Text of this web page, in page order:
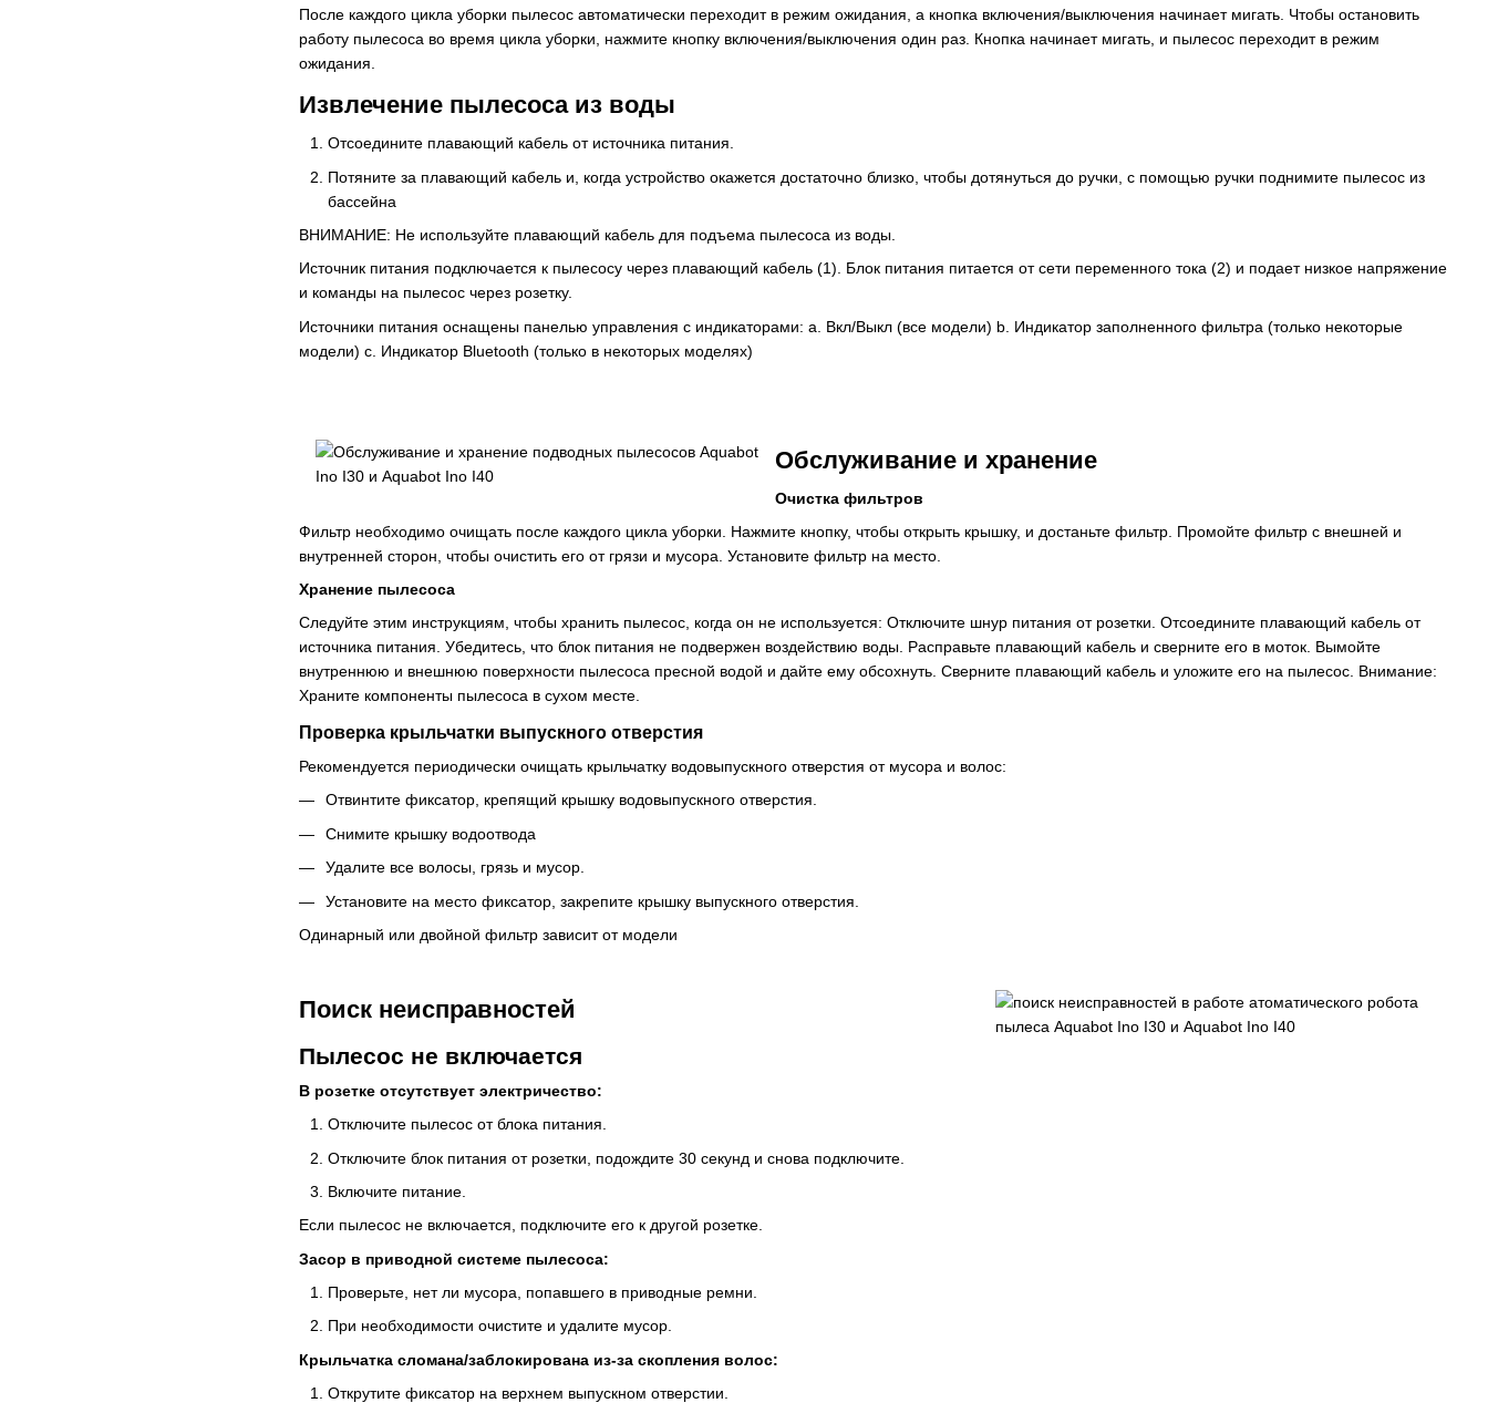
После каждого цикла уборки пылесос автоматически переходит в режим ожидания, а кнопка включения/выключения начинает мигать. Чтобы остановить
работу пылесоса во время цикла уборки, нажмите кнопку включения/выключения один раз. Кнопка начинает мигать, и пылесос переходит в режим
ожидания.
Извлечение пылесоса из воды
Отсоедините плавающий кабель от источника питания.
Потяните за плавающий кабель и, когда устройство окажется достаточно близко, чтобы дотянуться до ручки, с помощью ручки поднимите пылесос из
бассейна
ВНИМАНИЕ: Не используйте плавающий кабель для подъема пылесоса из воды.
Источник питания подключается к пылесосу через плавающий кабель (1). Блок питания питается от сети переменного тока (2) и подает низкое напряжение
и команды на пылесос через розетку.
Источники питания оснащены панелью управления с индикаторами: a. Вкл/Выкл (все модели) b. Индикатор заполненного фильтра (только некоторые
модели) c. Индикатор Bluetooth (только в некоторых моделях)
Обслуживание и хранение
Очистка фильтров
Фильтр необходимо очищать после каждого цикла уборки. Нажмите кнопку, чтобы открыть крышку, и достаньте фильтр. Промойте фильтр с внешней и
внутренней сторон, чтобы очистить его от грязи и мусора. Установите фильтр на место.
Хранение пылесоса
Следуйте этим инструкциям, чтобы хранить пылесос, когда он не используется: Отключите шнур питания от розетки. Отсоедините плавающий кабель от
источника питания. Убедитесь, что блок питания не подвержен воздействию воды. Расправьте плавающий кабель и сверните его в моток. Вымойте
внутреннюю и внешнюю поверхности пылесоса пресной водой и дайте ему обсохнуть. Сверните плавающий кабель и уложите его на пылесос. Внимание:
Храните компоненты пылесоса в сухом месте.
Проверка крыльчатки выпускного отверстия
Рекомендуется периодически очищать крыльчатку водовыпускного отверстия от мусора и волос:
Отвинтите фиксатор, крепящий крышку водовыпускного отверстия.
Снимите крышку водоотвода
Удалите все волосы, грязь и мусор.
Установите на место фиксатор, закрепите крышку выпускного отверстия.
Одинарный или двойной фильтр зависит от модели
Поиск неисправностей
Пылесос не включается
В розетке отсутствует электричество:
Отключите пылесос от блока питания.
Отключите блок питания от розетки, подождите 30 секунд и снова подключите.
Включите питание.
Если пылесос не включается, подключите его к другой розетке.
Засор в приводной системе пылесоса:
Проверьте, нет ли мусора, попавшего в приводные ремни.
При необходимости очистите и удалите мусор.
Крыльчатка сломана/заблокирована из-за скопления волос:
Открутите фиксатор на верхнем выпускном отверстии.